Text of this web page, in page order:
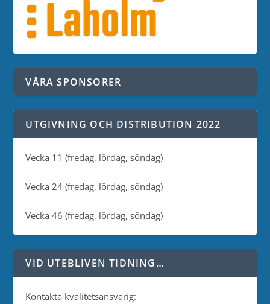
VÅRA SPONSORER
UTGIVNING OCH DISTRIBUTION 2022
Vecka 11 (fredag, lördag, söndag)
Vecka 24 (fredag, lördag, söndag)
Vecka 46 (fredag, lördag, söndag)
VID UTEBLIVEN TIDNING…
Kontakta kvalitetsansvarig: